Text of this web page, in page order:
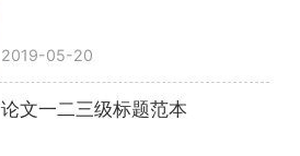
2019-05-20
论文一二三级标题范本